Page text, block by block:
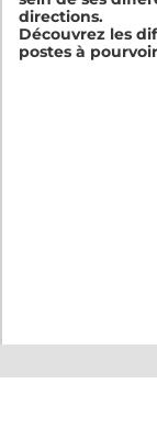
directions.
Découvrez les
postes à